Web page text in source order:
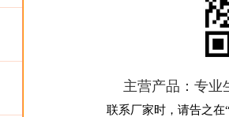
主营产品： 专业
联系厂家时，请告之在